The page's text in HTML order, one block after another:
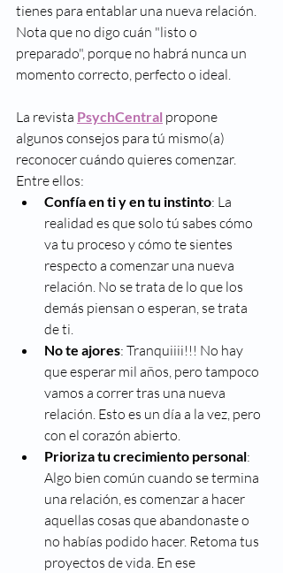
tienes para entablar una nueva relación.
Nota que no digo cuán "listo o
preparado", porque no habrá nunca un
momento correcto, perfecto o ideal.
La revista PsychCentral propone
algunos consejos para tú mismo(a)
reconocer cuándo quieres comenzar.
Entre ellos:
Confía en ti y en tu instinto: La
realidad es que solo tú sabes cómo
va tu proceso y cómo te sientes
respecto a comenzar una nueva
relación. No se trata de lo que los
demás piensan o esperan, se trata
de ti.
No te ajores: Tranquiiii!!! No hay
que esperar mil años, pero tampoco
vamos a correr tras una nueva
relación. Esto es un día a la vez, pero
con el corazón abierto.
Prioriza tu crecimiento personal:
Algo bien común cuando se termina
una relación, es comenzar a hacer
aquellas cosas que abandonaste o
no habías podido hacer. Retoma tus
proyectos de vida. En ese